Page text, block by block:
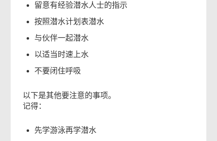
留意有经验潜水人士的指示
按照潜水计划表潜水
与伙伴一起潜水
以适当时速上水
不要闭住呼吸
以下是其他要注意的事项。
记得：
先学游泳再学潜水